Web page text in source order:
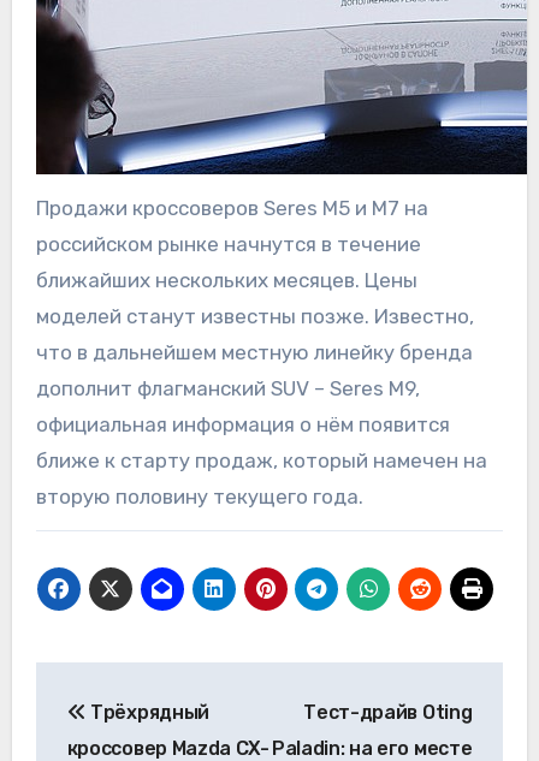
Продажи кроссоверов Seres М5 и M7 на
российском рынке начнутся в течение
ближайших нескольких месяцев. Цены
моделей станут известны позже. Известно,
что в дальнейшем местную линейку бренда
дополнит флагманский SUV – Seres M9,
официальная информация о нём появится
ближе к старту продаж, который намечен на
вторую половину текущего года.
по
Трёхрядный
кроссовер Mazda CX-
Тест-драйв Oting
Paladin: на его месте